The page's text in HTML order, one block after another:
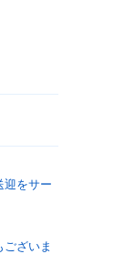
をサー
ざいま